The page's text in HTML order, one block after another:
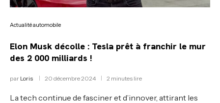
Actualité automobile
Elon Musk décolle : Tesla prêt à franchir le mur
des 2 000 milliards !
par Loris 20 décembre 2024 2 minutes lire
La tech continue de fasciner et d’innover, attirant les